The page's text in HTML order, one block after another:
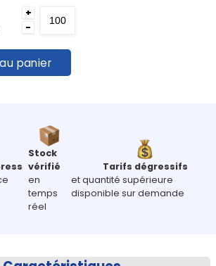
+
-
panier
Stock
vérifié
en
temps
réel
Tarifs dégressifs
et quantité supérieure
disponible sur demande